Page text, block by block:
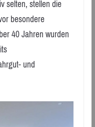
selten, stellen die
besondere
40 Jahren wurden
und